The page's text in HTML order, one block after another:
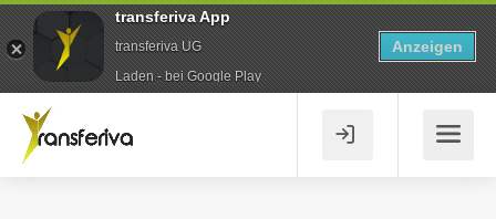
transferiva App
transferiva UG
Laden - bei Google Play
Anzeigen